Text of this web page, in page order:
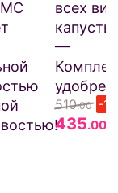
всех
капусты
—
510.00 -
435.00